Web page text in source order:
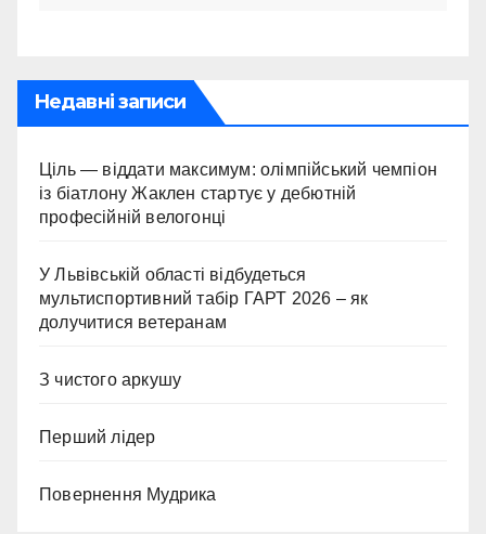
Недавні записи
Ціль — віддати максимум: олімпійський чемпіон
із біатлону Жаклен стартує у дебютній
професійній велогонці
У Львівській області відбудеться
мультиспортивний табір ГАРТ 2026 – як
долучитися ветеранам
З чистого аркушу
Перший лідер
Повернення Мудрика